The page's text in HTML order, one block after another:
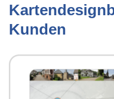
Kunden